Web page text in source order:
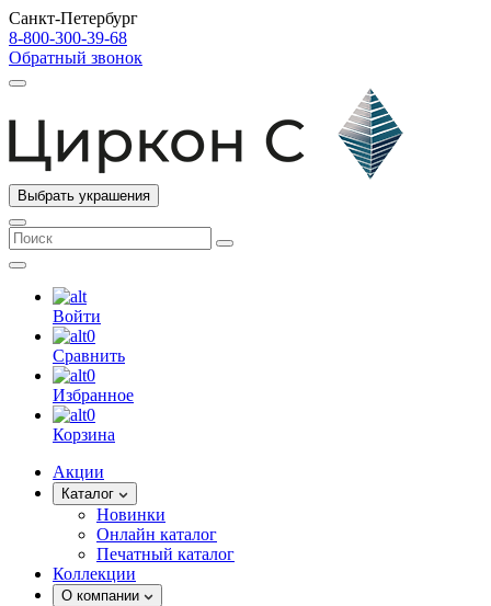
Санкт-Петербург
8-800-300-39-68
Обратный звонок
Выбрать украшения
Войти
0
Сравнить
0
Избранное
0
Корзина
Акции
Каталог
Новинки
Онлайн каталог
Печатный каталог
Коллекции
О компании